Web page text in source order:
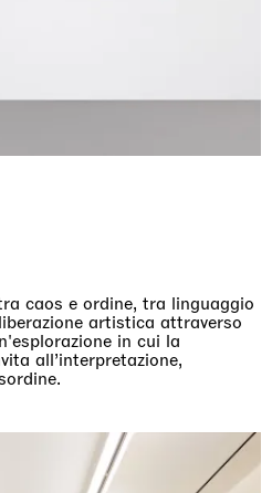
caos e ordine, tra linguaggio
artistica attraverso
in cui la
all’interpretazione,